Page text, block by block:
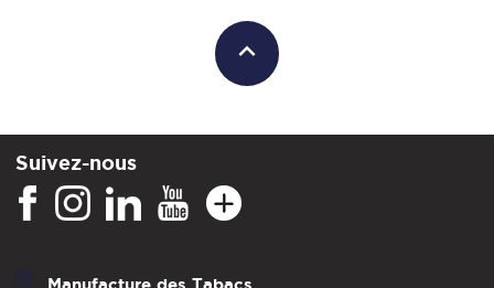
Suivez-nous
Manufacture des Tabacs